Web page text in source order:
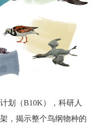
划（B10K），科研人
，揭示整个鸟纲物种的